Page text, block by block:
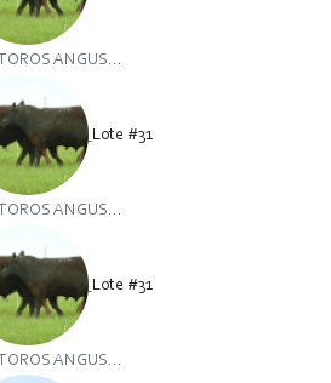
TOROS ANGUS...
Lote #31
TOROS ANGUS...
Lote #31
TOROS ANGUS...